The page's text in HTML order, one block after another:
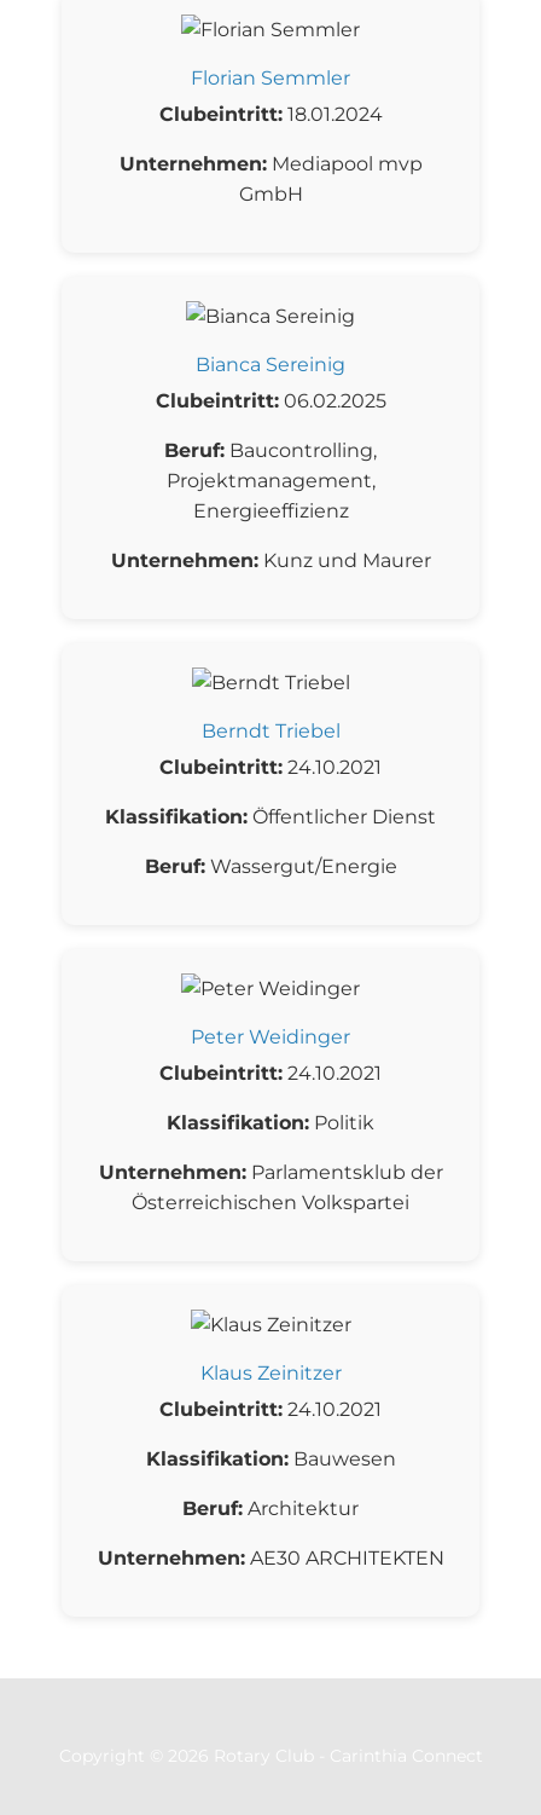
Florian Semmler
Clubeintritt:18.01.2024
Unternehmen:Mediapool mvp
GmbH
Bianca Sereinig
Clubeintritt:06.02.2025
Beruf: Baucontrolling,
Projektmanagement,
Energieeffizienz
Unternehmen:Kunz und Maurer
Berndt Triebel
Clubeintritt: 24.10.2021
Klassifikation: Öffentlicher Dienst
Beruf:Wassergut/Energie
Peter Weidinger
Clubeintritt: 24.10.2021
Klassifikation: Politik
Unternehmen:Parlamentsklub der
Österreichischen Volkspartei
Klaus Zeinitzer
Clubeintritt: 24.10.2021
Klassifikation:Bauwesen
Beruf: Architektur
Unternehmen:AE30 ARCHITEKTEN
Copyright © 2026 Rotary Club - Carinthia Connect